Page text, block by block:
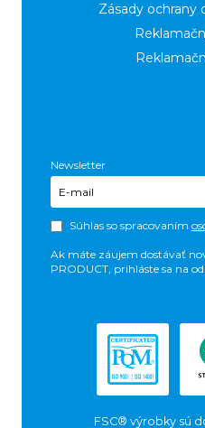
Zásady ochrany
Newsletter
Súhlas so spracovaním
Ak máte záujem dostávať
PRODUCT, prihláste sa na
FSC® výrobky sú